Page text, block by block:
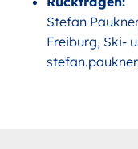
Stefan
Freiburg, Ski-